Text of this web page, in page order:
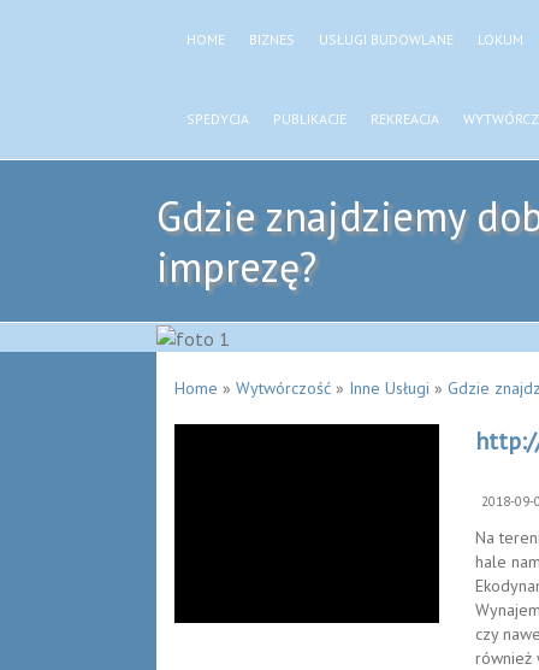
HOME BIZNES USŁUGI BUDOWLANE LOKUM
SPEDYCJA PUBLIKACJE REKREACJA
Gdzie znajdziemy
imprezę?
Home » Wytwórczość » Inne Usługi » Gdzie
2018-09-
Na
hale
czy
również